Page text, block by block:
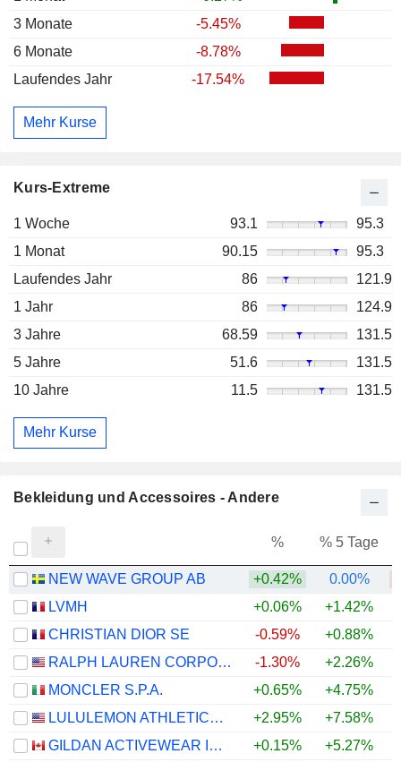
3 Monate
-5.45%
6 Monate
-8.78%
Laufendes Jahr
-17.54%
Mehr Kurse
Kurs-Extreme
1 Woche 93.1
95.3
1 Monat
90.15
95.3
Laufendes Jahr
86
121.9
1 Jahr
86
124.9
3 Jahre
68.59
131.5
5 Jahre
51.6
131.5
10 Jahre
11.5 131.5
Mehr Kurse
Bekleidung und Accessoires - Andere
% % 5 Tage
NEW WAVE GROUP AB +0.42% 0.00%
LVMH
+0.06% +1.42%
CHRISTIAN DIOR SE
-0.59% +0.88%
RALPH LAUREN CORPORATION
-1.30% +2.26%
MONCLER S.P.A.
+0.65% +4.75%
LULULEMON ATHLETICA INC.
+2.95% +7.58%
GILDAN ACTIVEWEAR INC.
+0.15% +5.27%